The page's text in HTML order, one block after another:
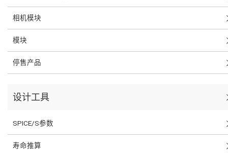
相机模块
模块
停售产品
设计工具
SPICE/S参数
寿命推算